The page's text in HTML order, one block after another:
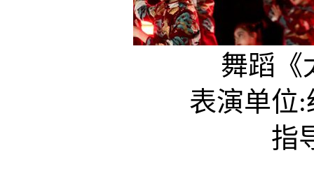
舞蹈《太
表演单位:
指导